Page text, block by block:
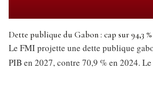
Dette publique du Gabon : cap sur 94,3 %
Le FMI projette une dette publique
PIB en 2027, contre 70,9 % en 2024. Le